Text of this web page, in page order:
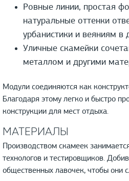
Ровные линии, простая
натуральные оттенки
урбанистики и веяниям в
Уличные скамейки
металлом и другими
Модули соединяются как
Благодаря этому легко и быстро
конструкции для мест отдыха.
МАТЕРИАЛЫ
Производством скамеек
технологов и тестировщиков.
общественных лавочек, чтобы они